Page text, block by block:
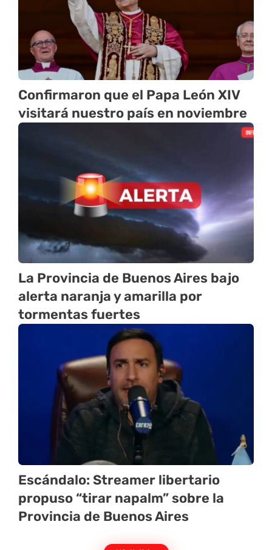
Confirmaron que el Papa León XIV
visitará nuestro país en noviembre
La Provincia de Buenos Aires bajo
alerta naranja y amarilla por
tormentas fuertes
Escándalo: Streamer libertario
propuso “tirar napalm” sobre la
Provincia de Buenos Aires